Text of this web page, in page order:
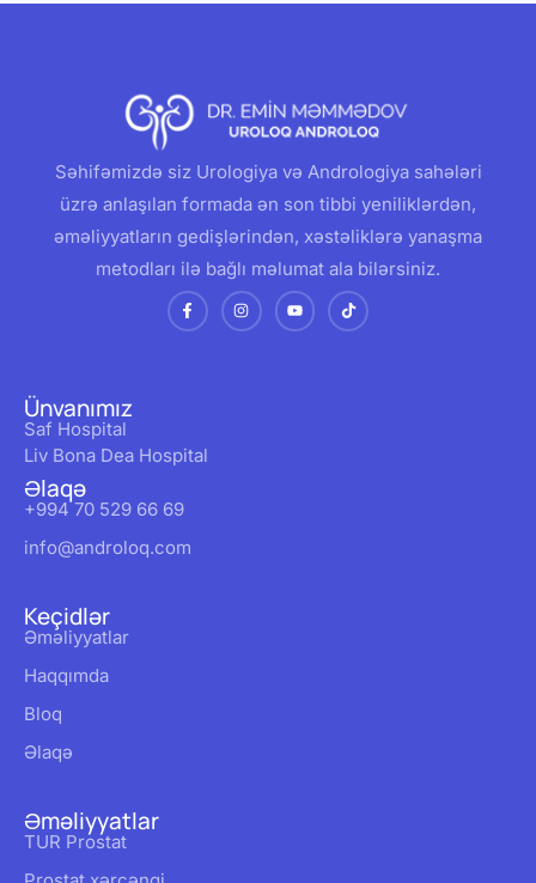
Səhifəmizdə siz Urologiya və Andrologiya sahələri
üzrə anlaşılan formada ən son tibbi yeniliklərdən,
əməliyyatların gedişlərindən, xəstəliklərə yanaşma
metodları ilə bağlı məlumat ala bilərsiniz.
Ünvanımız
Saf Hospital
Liv Bona Dea Hospital
Əlaqə
+994 70 529 66 69
info@androloq.com
Keçidlər
Əməliyyatlar
Haqqımda
Bloq
Əlaqə
Əməliyyatlar
TUR Prostat